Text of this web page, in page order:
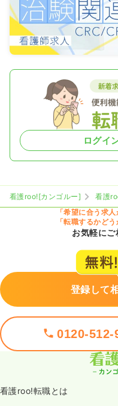
ログイ
看護roo![カンゴルー] 看護
「希望に合う求
「転職するかど
お気軽に
登録して
0120-512-
看護roo!転職とは